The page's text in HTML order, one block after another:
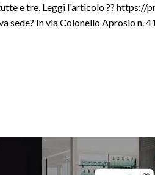
e tre. Leggi l'articolo ??
In via Colonello Aprosio n.